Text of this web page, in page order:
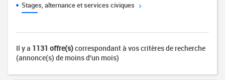
Stages, alternance et services civiques
Il y a 1131 offre(s)correspondant à vos critères de recherche
(annonce(s) de moins d'un mois)